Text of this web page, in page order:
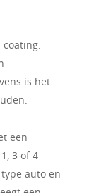
is het
een
3 of 4
auto en